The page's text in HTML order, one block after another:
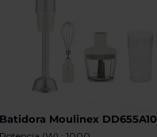
Batidora Moulinex DD655A10